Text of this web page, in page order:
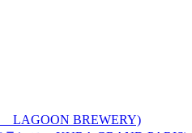
LAGOON BREWERY)